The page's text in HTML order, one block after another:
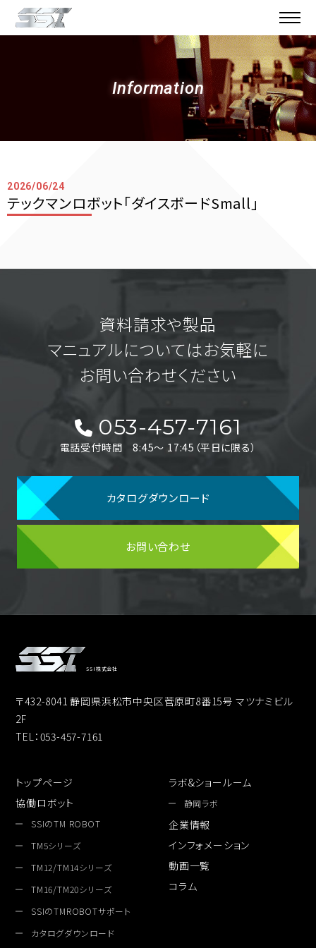
Information
2026/06/24
テックマンロボット「ダイスボードSmall」
資料請求や製品
マニュアルについてはお気軽に
お問い合わせください
053-457-7161
電話受付時間 8:45〜 17:45（平日に限る）
カタログダウンロード
お問い合わせ
SSI株式会社
〒432-8041 静岡県浜松市中央区菅原町8番15号 マツナミビル
2F
TEL：053-457-7161
トップページ
協働ロボット
SSIのTM ROBOT
TM5シリーズ
TM12/TM14シリーズ
TM16/TM20シリーズ
SSIのTMROBOTサポート
カタログダウンロード
ラボ&ショールーム
静岡ラボ
企業情報
インフォメーション
動画一覧
コラム